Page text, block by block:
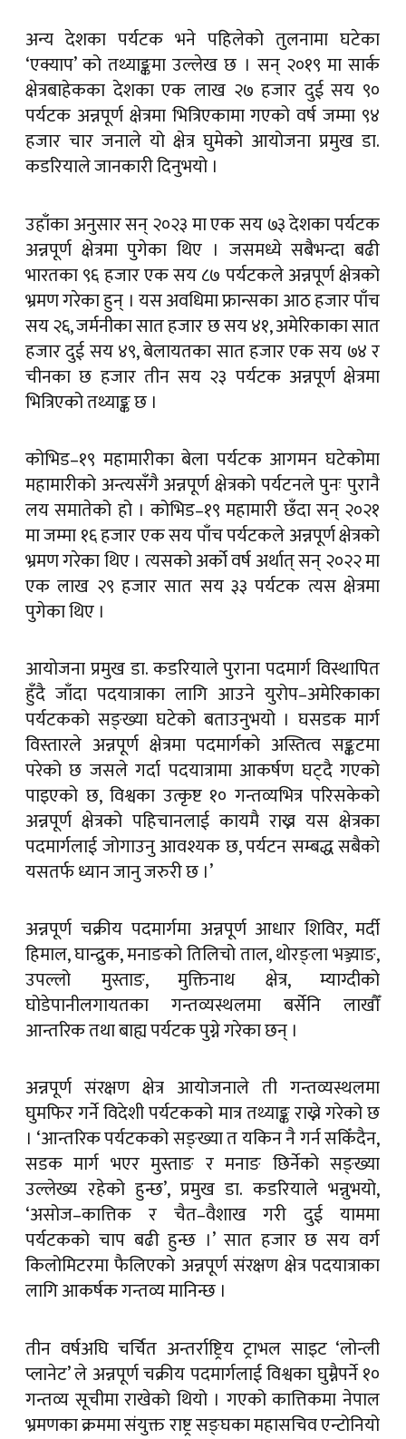
अन्य देशका पर्यटक भने पहिलेको तुलनामा घटेका
‘एक्याप’ को तथ्याङ्कमा उल्लेख छ । सन् २०१९ मा सार्क
क्षेत्रबाहेकका देशका एक लाख २७ हजार दुई सय ९०
पर्यटक अन्नपूर्ण क्षेत्रमा भित्रिएकामा गएको वर्ष जम्मा ९४
हजार चार जनाले यो क्षेत्र घुमेको आयोजना प्रमुख डा.
कडरियाले जानकारी दिनुभयो ।
उहाँका अनुसार सन् २०२३ मा एक सय ७३ देशका पर्यटक
अन्नपूर्ण क्षेत्रमा पुगेका थिए । जसमध्ये सबैभन्दा बढी
भारतका ९६ हजार एक सय ८७ पर्यटकले अन्नपूर्ण क्षेत्रको
भ्रमण गरेका हुन् । यस अवधिमा फ्रान्सका आठ हजार पाँच
सय २६, जर्मनीका सात हजार छ सय ४१, अमेरिकाका सात
हजार दुई सय ४९, बेलायतका सात हजार एक सय ७४ र
चीनका छ हजार तीन सय २३ पर्यटक अन्नपूर्ण क्षेत्रमा
भित्रिएको तथ्याङ्क छ ।
कोभिड–१९ महामारीका बेला पर्यटक आगमन घटेकोमा
महामारीको अन्त्यसँगै अन्नपूर्ण क्षेत्रको पर्यटनले पुनः पुरानै
लय समातेको हो । कोभिड–१९ महामारी छँदा सन् २०२१
मा जम्मा १६ हजार एक सय पाँच पर्यटकले अन्नपूर्ण क्षेत्रको
भ्रमण गरेका थिए । त्यसको अर्को वर्ष अर्थात् सन् २०२२ मा
एक लाख २९ हजार सात सय ३३ पर्यटक त्यस क्षेत्रमा
पुगेका थिए ।
आयोजना प्रमुख डा. कडरियाले पुराना पदमार्ग विस्थापित
हुँदै जाँदा पदयात्राका लागि आउने युरोप–अमेरिकाका
पर्यटकको सङ्ख्या घटेको बताउनुभयो । घसडक मार्ग
विस्तारले अन्नपूर्ण क्षेत्रमा पदमार्गको अस्तित्व सङ्कटमा
परेको छ जसले गर्दा पदयात्रामा आकर्षण घट्दै गएको
पाइएको छ, विश्वका उत्कृष्ट १० गन्तव्यभित्र परिसकेको
अन्नपूर्ण क्षेत्रको पहिचानलाई कायमै राख्न यस क्षेत्रका
पदमार्गलाई जोगाउनु आवश्यक छ, पर्यटन सम्बद्ध सबैको
यसतर्फ ध्यान जानु जरुरी छ ।’
अन्नपूर्ण चक्रीय पदमार्गमा अन्नपूर्ण आधार शिविर, मर्दी
हिमाल, घान्द्रुक, मनाङको तिलिचो ताल, थोरङ्ला भञ्ज्याङ,
उपल्लो मुस्ताङ, मुक्तिनाथ क्षेत्र, म्याग्दीको
घोडेपानीलगायतका गन्तव्यस्थलमा बर्सेनि लाखौँ
आन्तरिक तथा बाह्य पर्यटक पुग्ने गरेका छन् ।
अन्नपूर्ण संरक्षण क्षेत्र आयोजनाले ती गन्तव्यस्थलमा
घुमफिर गर्ने विदेशी पर्यटकको मात्र तथ्याङ्क राख्ने गरेको छ
। ‘आन्तरिक पर्यटकको सङ्ख्या त यकिन नै गर्न सकिँदैन,
सडक मार्ग भएर मुस्ताङ र मनाङ छिर्नेको सङ्ख्या
उल्लेख्य रहेको हुन्छ’, प्रमुख डा. कडरियाले भन्नुभयो,
‘असोज–कात्तिक र चैत–वैशाख गरी दुई याममा
पर्यटकको चाप बढी हुन्छ ।’ सात हजार छ सय वर्ग
किलोमिटरमा फैलिएको अन्नपूर्ण संरक्षण क्षेत्र पदयात्राका
लागि आकर्षक गन्तव्य मानिन्छ ।
तीन वर्षअघि चर्चित अन्तर्राष्ट्रिय ट्राभल साइट ‘लोन्ली
प्लानेट’ ले अन्नपूर्ण चक्रीय पदमार्गलाई विश्वका घुम्नैपर्ने १०
गन्तव्य सूचीमा राखेको थियो । गएको कात्तिकमा नेपाल
भ्रमणका क्रममा संयुक्त राष्ट्र सङ्घका महासचिव एन्टोनियो